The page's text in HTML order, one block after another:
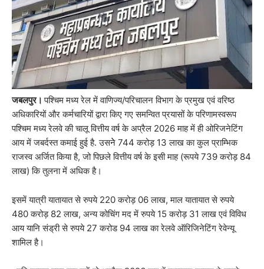
जबलपुर।पश्चिम मध्य रेल में वाणिज्य/परिचालन विभाग के प्रमुख एवं वरिष्ठ
अधिकारियों और कर्मचारियों द्वारा किए गए समन्वित प्रयासों के परिणामस्वरूप
पश्चिम मध्य रेलवे की चालू वित्तीय वर्ष के अप्रैल 2026 माह में ही ओरिजनेटिंग
आय में जबर्दस्त कमाई हुई है. उसनेे 744 करोड़ 13 लाख का कुल प्राम्भिक
राजस्व अर्जित किया है, जो पिछले वित्तीय वर्ष के इसी माह (रूपये 739 करोड़ 84
लाख) कि तुलना में अधिक है।
इसमें यात्री यातायात से रुपये 220 करोड़ 06 लाख, माल यातायात से रुपये
480 करोड़ 82 लाख, अन्य कोचिंग मद में रुपये 15 करोड़ 31 लाख एवं विविध
आय यानि संड्री से रुपये 27 करोड 94 लाख का रेलवे ऑरिजिनेटिंग रेवेन्यू
शामिल है।